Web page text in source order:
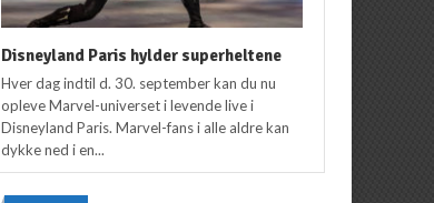
Disneyland Paris hylder superheltene
Hver dag indtil d. 30. september kan du nu
opleve Marvel-universet i levende live i
Disneyland Paris. Marvel-fans i alle aldre kan
dykke ned i en...